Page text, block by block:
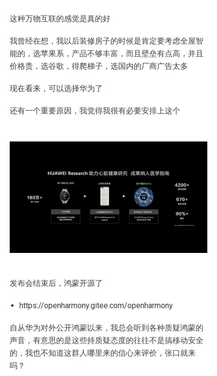
这种万物互联的感觉是真的好
我曾经在想，我以后装修房子的时候是肯定要考虑全屋智
能的，选苹果系，产品不够丰富，而且壁垒有点高，并且
价格贵，选谷歌，得爬梯子，选国内的厂商广告太多
现在看来，可以选择华为了
还有一个重要原因，我觉得我很有必要安排上这个
发布会结束后，鸿蒙开源了
https://openharmony.gitee.com/openharmony
自从华为对外公开鸿蒙以来，我总会听到各种质疑鸿蒙的
声音，有意思的是这些持质疑态度的往往不是搞移动安全
的，我也不知道这群人哪里来的信心来评价，张口就来
吗？